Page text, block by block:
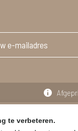
te verbeteren.